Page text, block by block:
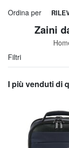
Ordina per
Zaini
Filtri
I più venduti di